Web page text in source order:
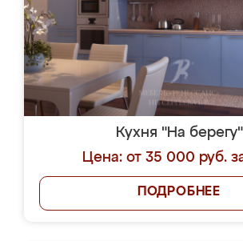
Кухня "На берегу"
Цена: от 35 000 руб.
ПОДРОБНЕЕ